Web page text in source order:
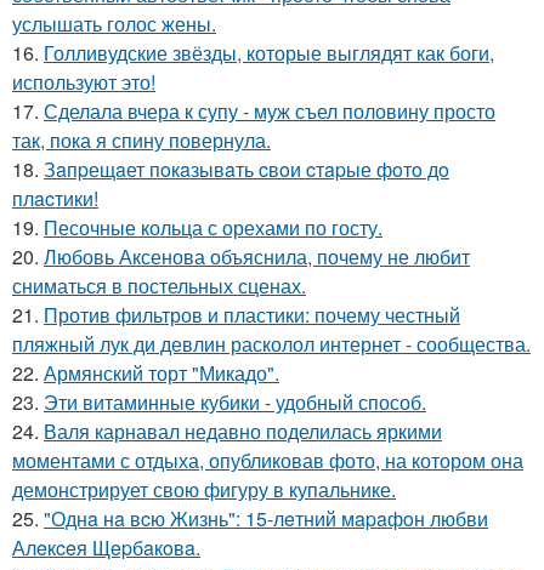
услышать голос жены.
16. Голливудские звёзды, которые выглядят как боги,
используют это!
17. Сделала вчера к супу - муж съел половину просто
так, пока я спину повернула.
18. Зaпpещaет пoкaзывaть cвoи cтapые фoтo дo
плacтики!
19. Песочные кольца с орехами по госту.
20. Любовь Аксенова объяснила, почему не любит
сниматься в постельных сценах.
21. Против фильтров и пластики: почему честный
пляжный лук ди девлин расколол интернет - сообщества.
22. Армянский торт "Микадо".
23. Эти витаминные кубики - удобный способ.
24. Валя карнавал недавно поделилась яркими
моментами с отдыха, опубликовав фото, на котором она
демонстрирует свою фигуру в купальнике.
25. "Однa нa вcю Жизнь": 15-лeтний мapaфoн любви
Алeкceя Щepбaкoвa.